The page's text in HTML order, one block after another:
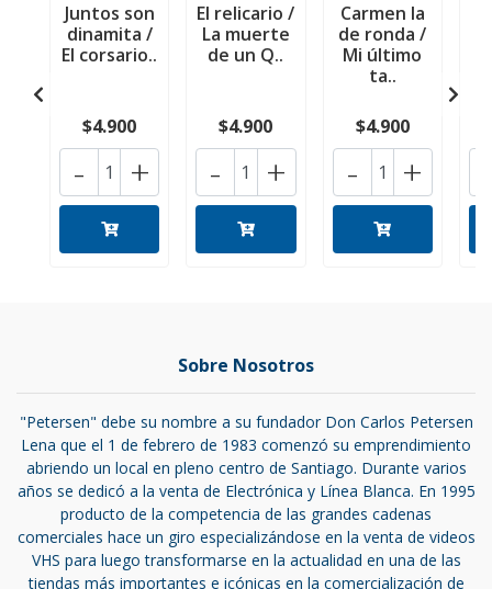
Juntos son
dinamita /
El corsario..
$4.900
+
-
El relicario /
La muerte
de un Q..
$4.900
+
-
Carmen la
de ronda /
Mi último
ta..
$4.900
+
-
Sobre Nosotros
"Petersen" debe su nombre a su fundador Don Carlos Petersen
Lena que el 1 de febrero de 1983 comenzó su emprendimiento
abriendo un local en pleno centro de Santiago. Durante varios
años se dedicó a la venta de Electrónica y Línea Blanca. En 1995
producto de la competencia de las grandes cadenas
comerciales hace un giro especializándose en la venta de videos
VHS para luego transformarse en la actualidad en una de las
tiendas más importantes e icónicas en la comercialización de